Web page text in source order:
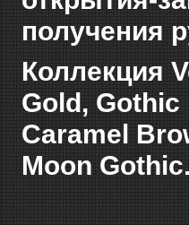
получения
Коллекция
Gold,
Caramel
Moon